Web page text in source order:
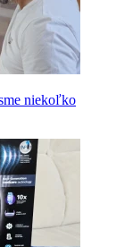
niekoľko